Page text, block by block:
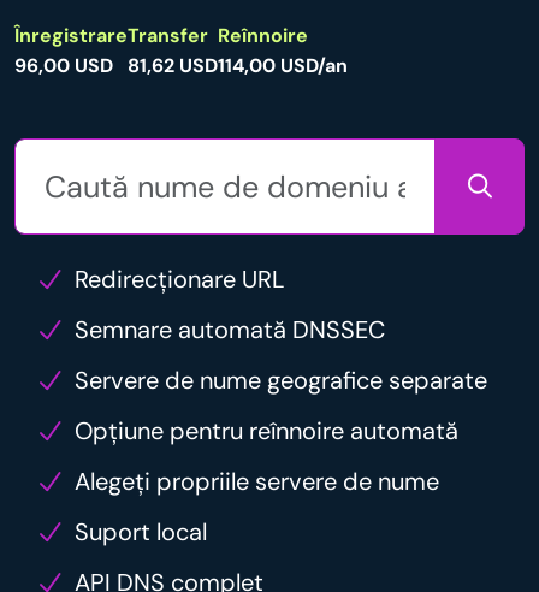
Înregistrare
96,00 USD
Transfer
81,62 USD
Reînnoire
114,00 USD/an
Redirecționare URL
Semnare automată DNSSEC
Servere de nume geografice separate
Opțiune pentru reînnoire automată
Alegeți propriile servere de nume
Suport local
API DNS complet